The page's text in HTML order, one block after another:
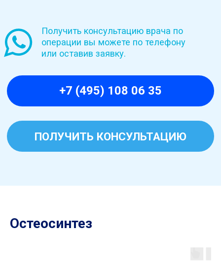
Остеосинтез